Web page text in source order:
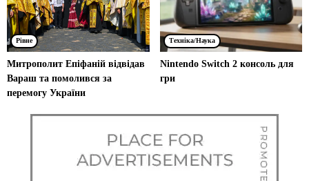
Рівне
Митрополит Епіфаній відвідав
Вараш та помолився за
перемогу України
Техніка/Наука
Nintendo Switch 2 консоль для
гри